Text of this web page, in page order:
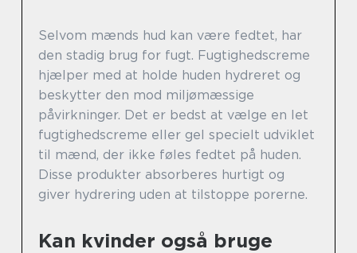
Selvom mænds hud kan være fedtet, har
den stadig brug for fugt. Fugtighedscreme
hjælper med at holde huden hydreret og
beskytter den mod miljømæssige
påvirkninger. Det er bedst at vælge en let
fugtighedscreme eller gel specielt udviklet
til mænd, der ikke føles fedtet på huden.
Disse produkter absorberes hurtigt og
giver hydrering uden at tilstoppe porerne.
Kan kvinder også bruge